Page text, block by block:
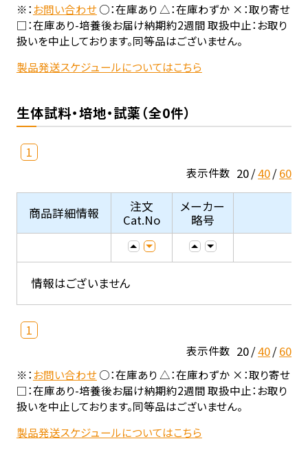
※：お問い合わせ○：在庫あり △：在庫わずか ×：取り寄せ
□：在庫あり-培養後お届け納期約2週間 取扱中止：お取り
扱いを中止しております。同等品はございません。
製品発送スケジュールについてはこちら
生体試料・培地・試薬（全0件）
1
表示件数 20 40 60
商品詳細情報
注文
Cat.No
メーカー
略号
情報はございません
1
表示件数 20 40 60
※：お問い合わせ○：在庫あり △：在庫わずか ×：取り寄せ
□：在庫あり-培養後お届け納期約2週間 取扱中止：お取り
扱いを中止しております。同等品はございません。
製品発送スケジュールについてはこちら